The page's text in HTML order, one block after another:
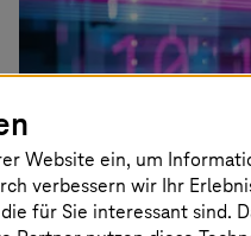
Website ein, um
verbessern wir Ihr
für Sie interessant sind.